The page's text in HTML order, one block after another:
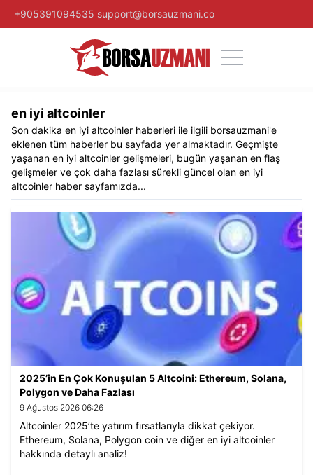
+905391094535 support@borsauzmani.co
en iyi altcoinler​
Son dakika en iyi altcoinler​ haberleri ile ilgili borsauzmani'e
eklenen tüm haberler bu sayfada yer almaktadır. Geçmişte
yaşanan en iyi altcoinler​ gelişmeleri, bugün yaşanan en flaş
gelişmeler ve çok daha fazlası sürekli güncel olan en iyi
altcoinler​ haber sayfamızda...
2025’in En Çok Konuşulan 5 Altcoini: Ethereum, Solana,
Polygon ve Daha Fazlası
9 Ağustos 2026 06:26
Altcoinler 2025’te yatırım fırsatlarıyla dikkat çekiyor.
Ethereum, Solana, Polygon coin ve diğer en iyi altcoinler
hakkında detaylı analiz!